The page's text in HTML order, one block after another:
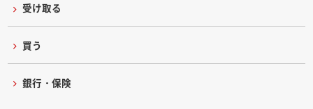
受け取る
買う
銀行・保険